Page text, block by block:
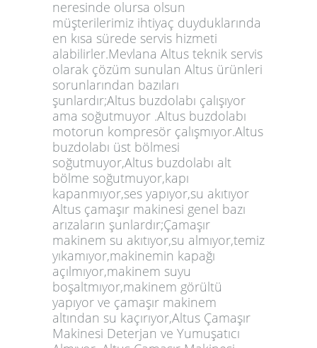
neresinde olursa olsun
müşterilerimiz ihtiyaç duyduklarında
en kısa sürede servis hizmeti
alabilirler.Mevlana Altus teknik servis
olarak çözüm sunulan Altus ürünleri
sorunlarından bazıları
şunlardır;Altus buzdolabı çalışıyor
ama soğutmuyor .Altus buzdolabı
motorun kompresör çalışmıyor.Altus
buzdolabı üst bölmesi
soğutmuyor,Altus buzdolabı alt
bölme soğutmuyor,kapı
kapanmıyor,ses yapıyor,su akıtıyor
Altus çamaşır makinesi genel bazı
arızaların şunlardır;Çamaşır
makinem su akıtıyor,su almıyor,temiz
yıkamıyor,makinemin kapağı
açılmıyor,makinem suyu
boşaltmıyor,makinem görültü
yapıyor ve çamaşır makinem
altından su kaçırıyor,Altus Çamaşır
Makinesi Deterjan ve Yumuşatıcı